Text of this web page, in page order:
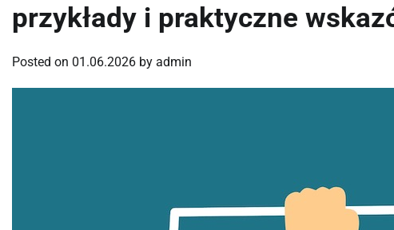
przykłady i praktyczne
Posted on 01.06.2026 by admin